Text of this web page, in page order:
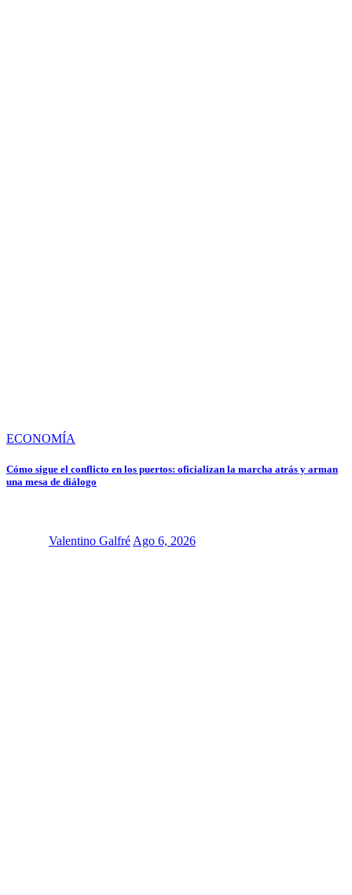
ECONOMÍA
Cómo sigue el conflicto en los puertos: oficializan la marcha atrás y arman
una mesa de diálogo
Valentino Galfré Ago 6, 2026